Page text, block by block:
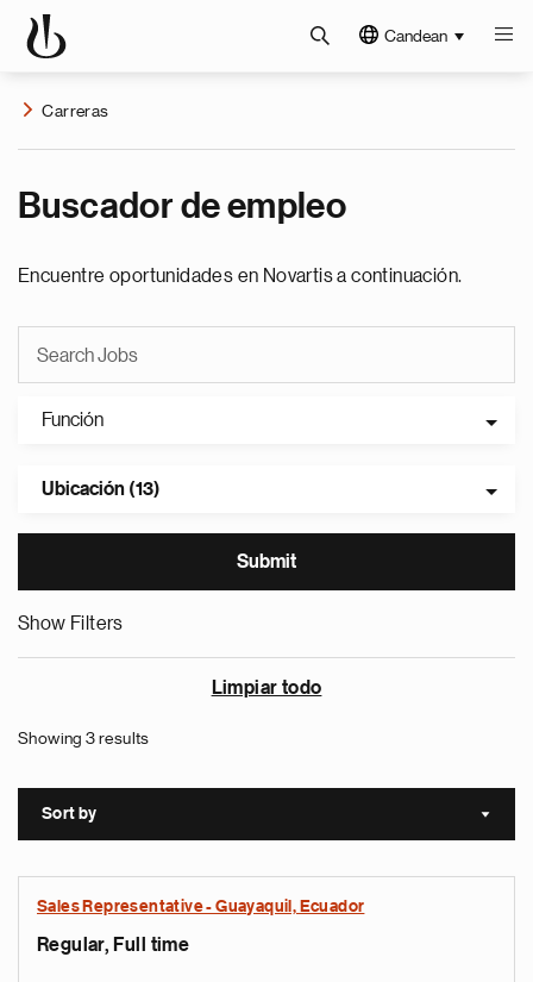
Candean
Carreras
Buscador de empleo
Encuentre oportunidades en Novartis a continuación.
Función
Ubicación (13)
Show Filters
Limpiar todo
Showing 3 results
Sort by Sort
Sales Representative - Guayaquil, Ecuador
Regular, Full time